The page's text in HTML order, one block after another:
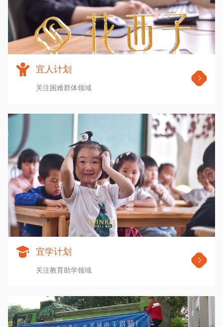
宜人计划
关注困难群体领域
宜学计划
关注教育助学领域